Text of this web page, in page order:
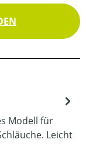
Modell für
Leicht